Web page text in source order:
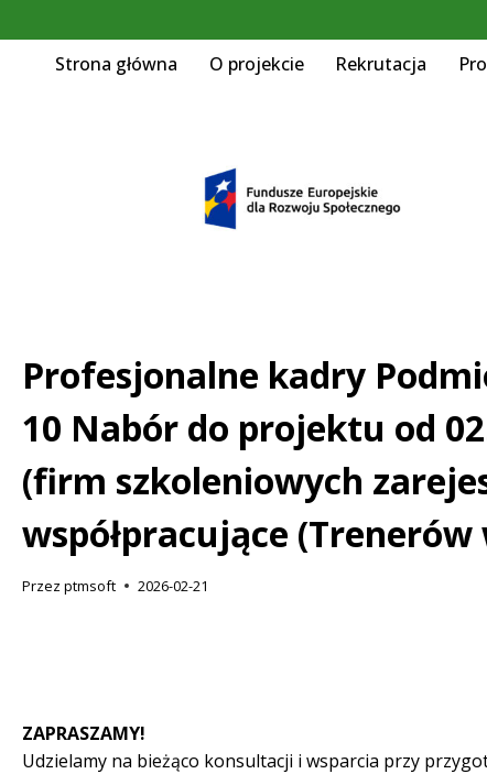
Strona główna O projekcie Rekrutacja
Profesjonalne kadry
10 Nabór do projektu od
(firm szkoleniowych
współpracujące
Przez ptmsoft 2026-02-21
ZAPRASZAMY!
Udzielamy na bieżąco konsultacji i wsparcia przy